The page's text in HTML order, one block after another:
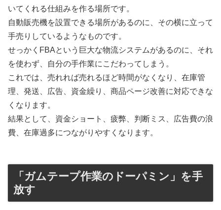
いてくれる仕組みを作る場所です。
自動販売機を設置できる場所があるのに、その横に立って
手売りしているようなものです。
せっかくFBAという巨大な物流システムがあるのに、それ
を使わず、自分の手作業にこだわってしまう。
これでは、売れれば売れるほど時間がなくなり、在庫管
理、発送、広告、資金繰り、商品ページ改善に対応できな
くなります。
結果として、資金ショート、疲弊、判断ミス、広告費の浪
費、在庫過多につながりやすくなります。
「ガムテープ作業のドーパミン」を手
放す